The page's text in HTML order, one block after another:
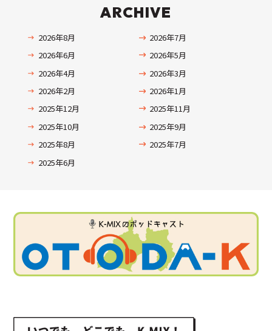
ARCHIVE
2026年8月
2026年7月
2026年6月
2026年5月
2026年4月
2026年3月
2026年2月
2026年1月
2025年12月
2025年11月
2025年10月
2025年9月
2025年8月
2025年7月
2025年6月